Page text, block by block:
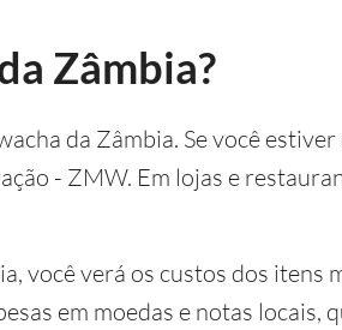
Zâmbia?
da Zâmbia. Se você
- ZMW. Em lojas e
você verá os custos dos itens
em moedas e notas